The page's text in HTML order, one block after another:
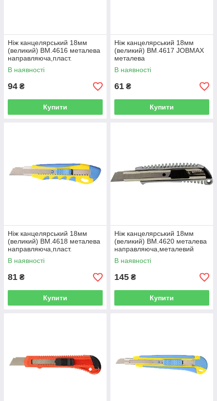
Ніж канцелярський 18мм
(великий) BM.4616 металева
направляюча,пласт.
корпус,гумові вставки
(12/144)
В наявності
94 ₴
Купити
Ніж канцелярський 18мм
(великий) BM.4617 JOBMAX
металева
направляюча,пластиковий
корпус (12/144)
В наявності
61 ₴
Купити
Ніж канцелярський 18мм
(великий) BM.4618 металева
направляюча,пласт.
корпус,гумові вставки
(12/144)
В наявності
81 ₴
Купити
Ніж канцелярський 18мм
(великий) BM.4620 металева
направляюча,металевий
корпус (12/144)
В наявності
145 ₴
Купити